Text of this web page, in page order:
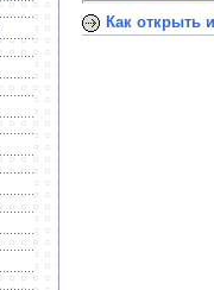
Как открыть